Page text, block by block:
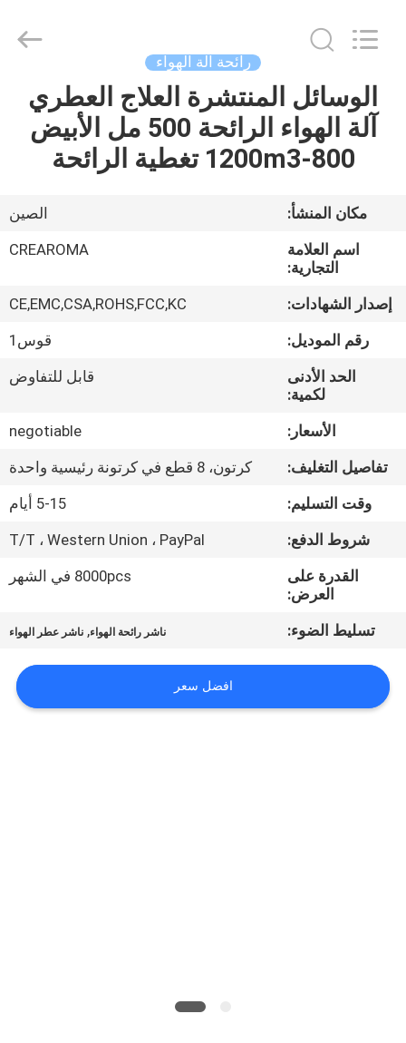
منزل،
بيت
أشرطة
عرض
الواقع
الافتراضي
معلومات
عنا
جولة
المعمل
مراقبة
الجودة
Market.
رائحة آلة الهواء
الوسائل المنتشرة العلاج العطري
آلة الهواء الرائحة 500 مل الأبيض
800-1200m3 تغطية الرائحة
مكان المنشأ:
الصين
اسم العلامة
التجارية:
CREAROMA
إصدار الشهادات:
CE,EMC,CSA,ROHS,FCC,KC
رقم الموديل:
قوس1
الحد الأدنى
لكمية:
قابل للتفاوض
الأسعار:
negotiable
تفاصيل التغليف:
كرتون، 8 قطع في كرتونة رئيسية واحدة
وقت التسليم:
5-15 أيام
شروط الدفع:
T/T ، Western Union ، PayPal
القدرة على
العرض:
8000pcs في الشهر
تسليط الضوء: ناشر رائحة الهواء, ناشر عطر الهواء
افضل سعر